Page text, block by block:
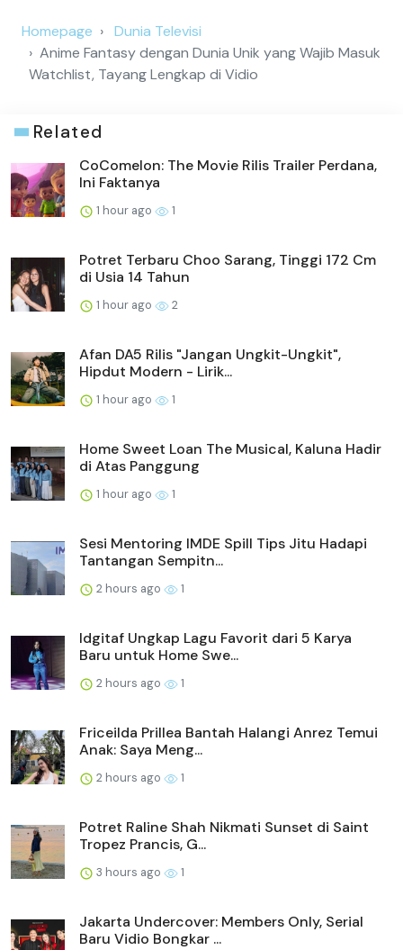
Homepage
Dunia Televisi
Anime Fantasy dengan Dunia Unik yang Wajib Masuk
Watchlist, Tayang Lengkap di Vidio
Related
CoComelon: The Movie Rilis Trailer Perdana,
Ini Faktanya
1 hour ago 1
Potret Terbaru Choo Sarang, Tinggi 172 Cm
di Usia 14 Tahun
1 hour ago 2
Afan DA5 Rilis "Jangan Ungkit-Ungkit",
Hipdut Modern - Lirik...
1 hour ago 1
Home Sweet Loan The Musical, Kaluna Hadir
di Atas Panggung
1 hour ago 1
Sesi Mentoring IMDE Spill Tips Jitu Hadapi
Tantangan Sempitn...
2 hours ago 1
Idgitaf Ungkap Lagu Favorit dari 5 Karya
Baru untuk Home Swe...
2 hours ago 1
Friceilda Prillea Bantah Halangi Anrez Temui
Anak: Saya Meng...
2 hours ago 1
Potret Raline Shah Nikmati Sunset di Saint
Tropez Prancis, G...
3 hours ago 1
Jakarta Undercover: Members Only, Serial
Baru Vidio Bongkar ...